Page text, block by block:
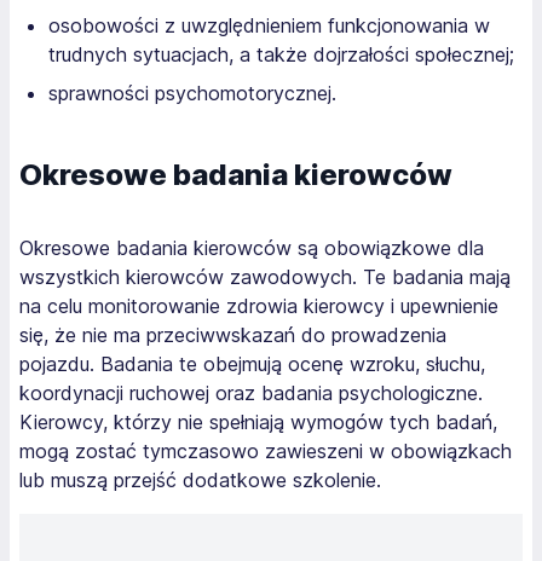
osobowości z uwzględnieniem funkcjonowania w
trudnych sytuacjach, a także dojrzałości społecznej;
sprawności psychomotorycznej.
Okresowe badania kierowców
Okresowe badania kierowców są obowiązkowe dla
wszystkich kierowców zawodowych. Te badania mają
na celu monitorowanie zdrowia kierowcy i upewnienie
się, że nie ma przeciwwskazań do prowadzenia
pojazdu. Badania te obejmują ocenę wzroku, słuchu,
koordynacji ruchowej oraz badania psychologiczne.
Kierowcy, którzy nie spełniają wymogów tych badań,
mogą zostać tymczasowo zawieszeni w obowiązkach
lub muszą przejść dodatkowe szkolenie.